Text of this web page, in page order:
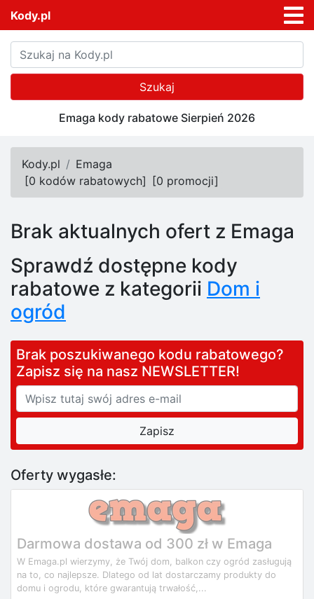
Kody.pl
Szukaj
Emaga kody rabatowe Sierpień 2026
Kody.pl
Emaga
[0 kodów rabatowych] [0 promocji]
Brak aktualnych ofert z Emaga
Sprawdź dostępne kody
rabatowe z kategorii Dom i
ogród
Brak poszukiwanego kodu rabatowego?
Zapisz się na nasz NEWSLETTER!
Oferty wygasłe:
Darmowa dostawa od 300 zł w Emaga
W Emaga.pl wierzymy, że Twój dom, balkon czy ogród zasługują
na to, co najlepsze. Dlatego od lat dostarczamy produkty do
domu i ogrodu, które gwarantują trwałość,...